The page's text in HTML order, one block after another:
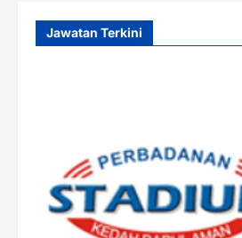
Jawatan Terkini